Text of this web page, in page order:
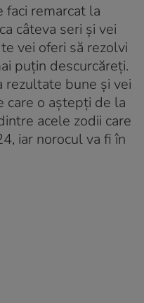
faci remarcat la
câteva seri şi vei
vei oferi să rezolvi
puţin descurcăreţi.
rezultate bune și vei
care o aștepți de la
acele zodii care
iar norocul va fi în